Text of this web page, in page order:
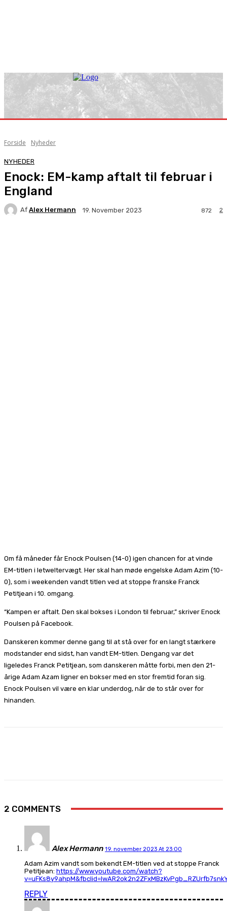
Forside Nyheder
NYHEDER
Enock: EM-kamp aftalt til februar i
England
Af Alex Hermann 19. November 2023 2
872
Om få måneder får Enock Poulsen (14-0) igen chancen for at vinde
EM-titlen i letweltervægt. Her skal han møde engelske Adam Azim (10-
0), som i weekenden vandt titlen ved at stoppe franske Franck
Petitjean i 10. omgang.
“Kampen er aftalt. Den skal bokses i London til februar,” skriver Enock
Poulsen på Facebook.
Danskeren kommer denne gang til at stå over for en langt stærkere
modstander end sidst, han vandt EM-titlen. Dengang var det
ligeledes Franck Petitjean, som danskeren måtte forbi, men den 21-
årige Adam Azam ligner en bokser med en stor fremtid foran sig.
Enock Poulsen vil være en klar underdog, når de to står over for
hinanden.
2 COMMENTS
Alex Hermann 19. november 2023 At 23:00
Adam Azim vandt som bekendt EM-titlen ved at stoppe Franck
Petitjean: https://www.youtube.com/watch?
REPLY